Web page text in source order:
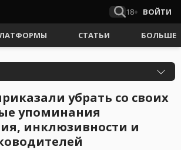
18+ ВОЙТИ
СТАТЬИ БОЛЬШЕ
убрать со своих
упоминания
инклюзивности и